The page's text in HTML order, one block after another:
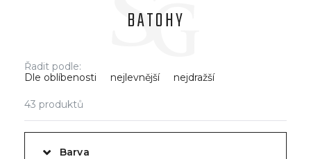
BATOHY
Řadit podle:
Dle oblíbenosti
nejlevnější nejdražší
43 produktů
Barva